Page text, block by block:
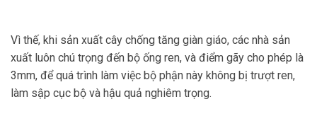
Vì thế, khi sản xuất cây chống tăng giàn giáo, các nhà sản
xuất luôn chú trọng đến bộ ống ren, và điểm gãy cho phép là
3mm, để quá trình làm việc bộ phận này không bị trượt ren,
làm sập cục bộ và hậu quả nghiêm trọng.